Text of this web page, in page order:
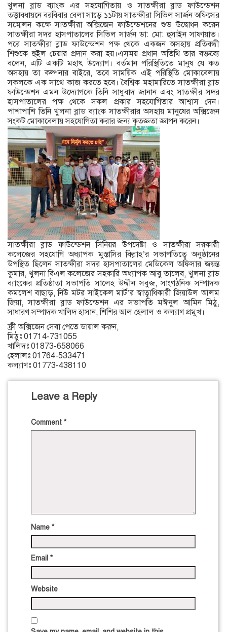
খুলনা ব্লাড ব্যাংক এর সহযোগিতায় ও সাতক্ষীরা ব্লাড ফাউন্ডেশন
তত্ত্বাবধায়নে বরবিবার বেলা সাড়ে ১১টায় সাতক্ষীরা সিভিল সার্জন অফিসের
সম্মেলন কক্ষে সাতক্ষীরা অক্সিজেন ফাউন্ডেশনের শুভ উদ্বোধন করেন
সাতক্ষীরা সদর হাসপাতালের সিভিল সার্জন ডা: মো: হুসাইন সাফায়াত।
পরে সাতক্ষীরা ব্লাড ফাউন্ডেশন পক্ষ থেকে একজন অসহায় প্রতিবন্ধী
শিশুকে হুইল চেয়ার প্রদান করা হয়।এসময় প্রধান অতিথি তার বক্তব্যে
বলেন, এটি একটি মহাৎ উদ্যোগ। বর্তমান পরিস্থিতিতে মানুষ যে কত
অসহায় তা কল্পনার বাইরে, তবে সাময়িক এই পরিস্থিতি মোকাবেলায়
সকলকে এক সাথে কাজ করতে হবে। বৈশ্বিক মহামারিতে সাতক্ষীরা ব্লাড
ফাউন্ডেশন এমন উদ্যোগকে তিনি সাধুবাদ জানান এবং সাতক্ষীর সদর
হাসপাতালের পক্ষ থেকে সকল প্রকার সহযোগিতার আশ্বাস দেন।
পাশাপাশি তিনি খুলনা ব্লাড ব্যাংক সাতক্ষীরার অসহায় মানুষের অক্সিজেন
সংকট মোকাবেলায় সহযোগিতা করার জন্য কৃতজ্ঞতা জ্ঞাপন করেন।
সাতক্ষীরা ব্লাড ফাউন্ডেশন সিনিয়র উপদেষ্টা ও সাতক্ষীরা সরকারী
কলেজের সহযোগি অধ্যাপক মুস্তাসির বিল্লাহ’র সভাপতিত্বে অনুষ্ঠানের
উপস্থিত ছিলেন সাতক্ষীরা সদর হাসপাতালের মেডিকেল অফিসার জয়ন্ত
কুমার, খুলনা বিএল কলেজের সহকারি অধ্যাপক আবু তালেব, খুলনা ব্লাড
ব্যাংকের প্রতিষ্ঠাতা সভাপতি সালেহ উদ্দীন সবুজ, সাংগঠনিক সম্পাদক
কমলেশ বাছাড়, নিউ মটর সাইকেল মার্ট’র স্বাত্বাধিকারী জিয়াউল আলম
জিয়া, সাতক্ষীরা ব্লাড ফাউন্ডেশন এর সভাপতি মঈনুল আমিন মিঠু,
সাধারণ সম্পাদক খালিদ হাসান, শিশির আল হেলাল ও কল্যাণ প্রমুখ।
ফ্রী অক্সিজেন সেবা পেতে ডায়াল করুন,
মিঠুঃ 01714-731055
খালিদঃ 01873-658066
হেলালঃ 01764-533471
কল্যাণঃ 01773-438110
Leave a Reply
Comment *
Name *
Email *
Website